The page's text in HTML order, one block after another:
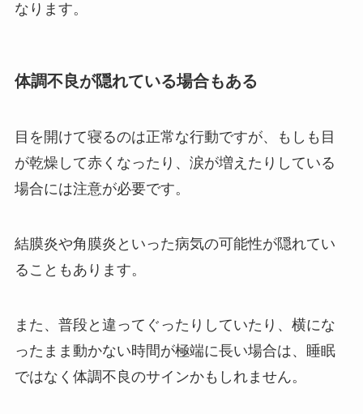
なります。
体調不良が隠れている場合もある
目を開けて寝るのは正常な行動ですが、もしも目
が乾燥して赤くなったり、涙が増えたりしている
場合には注意が必要です。
結膜炎や角膜炎といった病気の可能性が隠れてい
ることもあります。
また、普段と違ってぐったりしていたり、横にな
ったまま動かない時間が極端に長い場合は、睡眠
ではなく体調不良のサインかもしれません。